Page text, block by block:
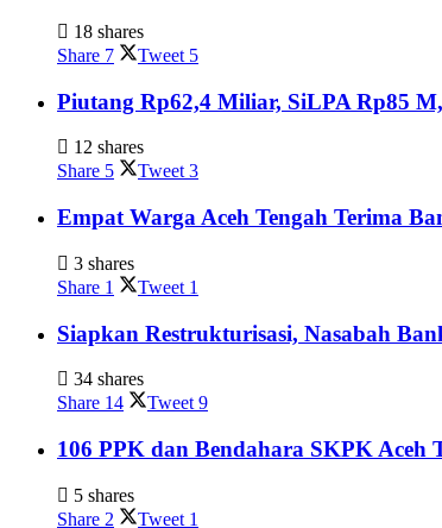
18 shares
Share 7 Tweet 5
Piutang Rp62,4 Miliar, SiLPA Rp85
12 shares
Share 5 Tweet 3
Empat Warga Aceh Tengah Terima
3 shares
Share 1 Tweet 1
Siapkan Restrukturisasi, Nasabah
34 shares
Share 14 Tweet 9
106 PPK dan Bendahara SKPK Aceh
5 shares
Share 2 Tweet 1